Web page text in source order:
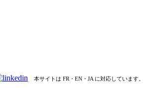
本サイトは FR・EN・JA に対応しています。